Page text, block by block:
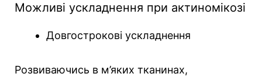
Можливі ускладнення при актиномікозі
Довгострокові ускладнення
Розвиваючись в м’яких тканинах,